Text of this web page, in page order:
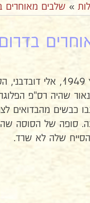
» שלבים מאוחרים
בדרום
נאור שהיה רס"פ
כבשים מהבדואים
סופה של הסוסה
שלה לא שרד.